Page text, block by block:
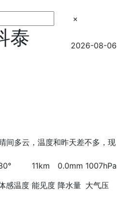
×
泰 2026-08-06
间多云，温度和昨天差不多，现
感温度
11km
能见度
0.0mm
降水量
1007hPa
大气压